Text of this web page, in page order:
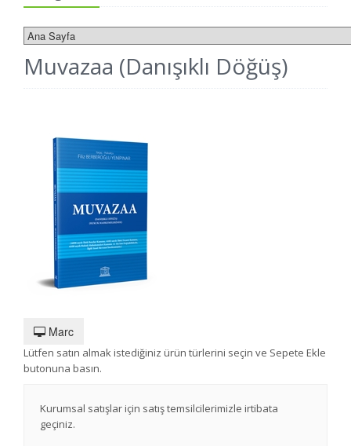
Muvazaa (Danışıklı Döğüş)
Marc
Lütfen satın almak istediğiniz ürün türlerini seçin ve Sepete Ekle
butonuna basın.
Kurumsal satışlar için satış temsilcilerimizle irtibata
geçiniz.